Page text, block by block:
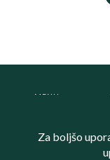
MENU
E-učilnica